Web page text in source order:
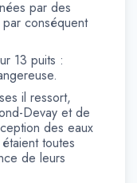
par des
conséquent
13 puits :
il ressort,
Devay et de
des eaux
toutes
de leurs